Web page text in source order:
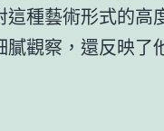
種藝術形式的高
觀察，還反映了